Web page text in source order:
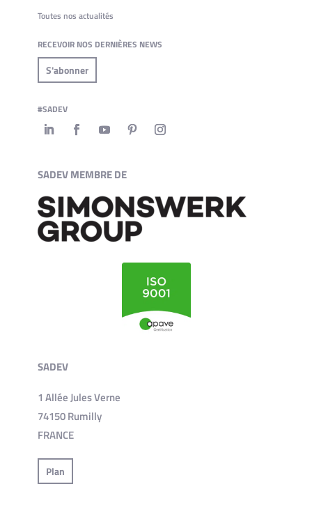
Toutes nos actualités
RECEVOIR NOS DERNIÈRES NEWS
S'abonner
#SADEV
SADEV MEMBRE DE
SADEV
1 Allée Jules Verne
74150 Rumilly
FRANCE
Plan